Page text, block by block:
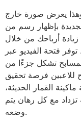
يعرض صورة خارج
بإظهار رسم من
زيادة أرباحك من خلال
فتحة الفيديو عبر
مثل هذه المسابح تشكل جزءًا من
للاعبين فرصة تحقيق
القمار الحديثة،
تزداد مع كل رهان يتم
وضعه.